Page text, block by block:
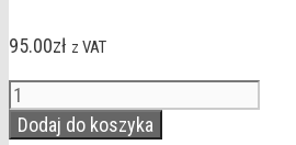
95.00zł z VAT
ilość
Farba
Dodaj do koszyka